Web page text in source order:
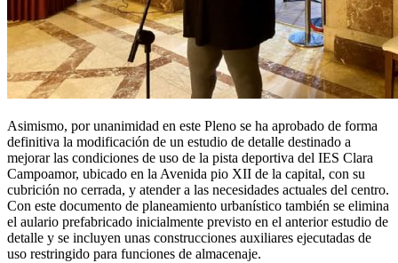
Asimismo, por unanimidad en este Pleno se ha aprobado de forma
definitiva la modificación de un estudio de detalle destinado a
mejorar las condiciones de uso de la pista deportiva del IES Clara
Campoamor, ubicado en la Avenida pio XII de la capital, con su
cubrición no cerrada, y atender a las necesidades actuales del centro.
Con este documento de planeamiento urbanístico también se elimina
el aulario prefabricado inicialmente previsto en el anterior estudio de
detalle y se incluyen unas construcciones auxiliares ejecutadas de
uso restringido para funciones de almacenaje.